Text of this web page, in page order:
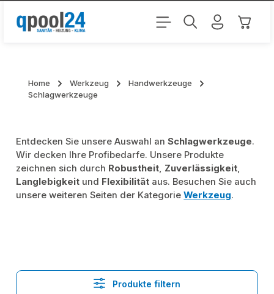
Zum Hauptinhalt springen
Home Werkzeug
Handwerkzeuge
Schlagwerkzeuge
Entdecken Sie unsere Auswahl anSchlagwerkzeuge.
Wir decken Ihre Profibedarfe. Unsere Produkte
zeichnen sich durch Robustheit, Zuverlässigkeit,
Langlebigkeit und Flexibilität aus. Besuchen Sie auch
unsere weiteren Seiten der KategorieWerkzeug.
Produkte filtern